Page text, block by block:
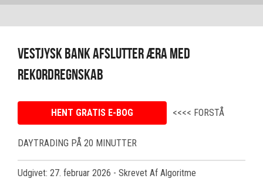
Vestjysk Bank afslutter æra med
rekordregnskab
HENT GRATIS E-BOG <<<< FORSTÅ
DAYTRADING PÅ 20 MINUTTER
Udgivet: 27. februar 2026 - Skrevet Af Algoritme